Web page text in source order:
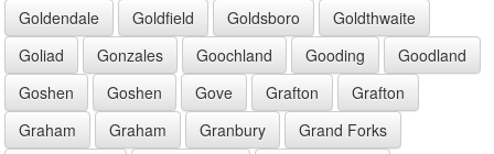
Goldendale
Goldfield Goldsboro
Goldthwaite
Goliad
Gonzales Goochland Gooding
Goodland
Goshen
Goshen Gove Grafton
Grafton
Graham
Graham Granbury
Grand Forks